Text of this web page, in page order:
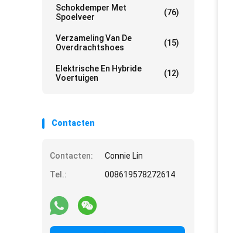
Schokdemper Met
Spoelveer
(76)
Verzameling Van De
Overdrachtshoes
(15)
Elektrische En Hybride
Voertuigen
(12)
Contacten
Contacten:
Connie Lin
Tel.:
008619578272614